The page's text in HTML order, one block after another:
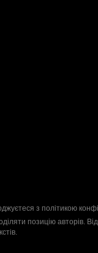
з політикою
позицію авторів.